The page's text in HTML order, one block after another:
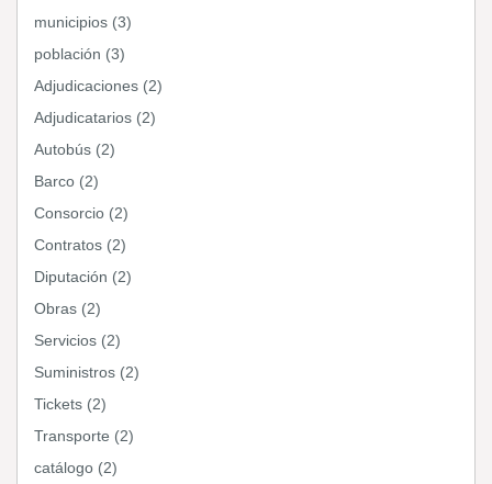
municipios (3)
población (3)
Adjudicaciones (2)
Adjudicatarios (2)
Autobús (2)
Barco (2)
Consorcio (2)
Contratos (2)
Diputación (2)
Obras (2)
Servicios (2)
Suministros (2)
Tickets (2)
Transporte (2)
catálogo (2)